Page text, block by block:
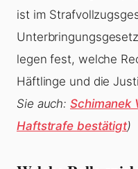
ist im
legen fest, welche
Häftlinge und die
Sie auch:Schimanek
Haftstrafe bestätigt)